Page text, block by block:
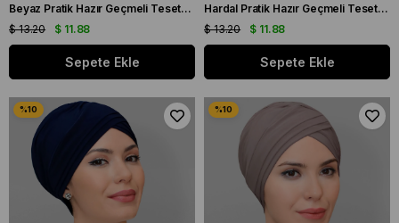
Beyaz Pratik Hazır Geçmeli Tesettür Bone Sandy Kumaş Çapraz Büzgülü 1801_42
$ 11.88
$ 13.20
Sepete Ekle
Hardal Pratik Hazır Geçmeli Tesettür Bone Sandy Kumaş Çapraz Büzgülü 1801_43
$ 11.88
$ 13.20
Sepete Ekle